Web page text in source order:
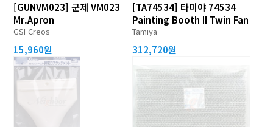
[GUNVM023] 군제 VM023
Mr.Apron
GSI Creos
15,960원
[TA74534] 타미야 74534
Painting Booth II Twin Fan
Tamiya
312,720원